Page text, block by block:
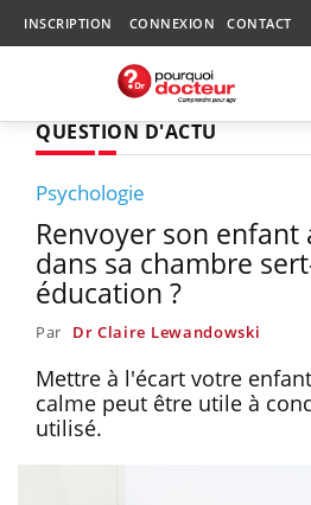
INSCRIPTION CONNEXION CONTACT
QUESTION D'ACTU
Psychologie
Renvoyer son enfant
dans sa chambre
éducation ?
Par Dr Claire Lewandowski
Mettre à l'écart votre
calme peut être utile à
utilisé.